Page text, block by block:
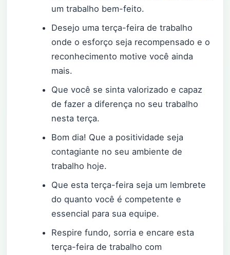
um trabalho bem-feito.
Desejo uma terça-feira de trabalho
onde o esforço seja recompensado e o
reconhecimento motive você ainda
mais.
Que você se sinta valorizado e capaz
de fazer a diferença no seu trabalho
nesta terça.
Bom dia! Que a positividade seja
contagiante no seu ambiente de
trabalho hoje.
Que esta terça-feira seja um lembrete
do quanto você é competente e
essencial para sua equipe.
Respire fundo, sorria e encare esta
terça-feira de trabalho com